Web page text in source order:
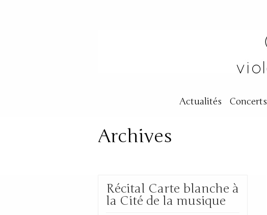
Actualités Concerts
Archives
Récital Carte blanche à
la Cité de la musique